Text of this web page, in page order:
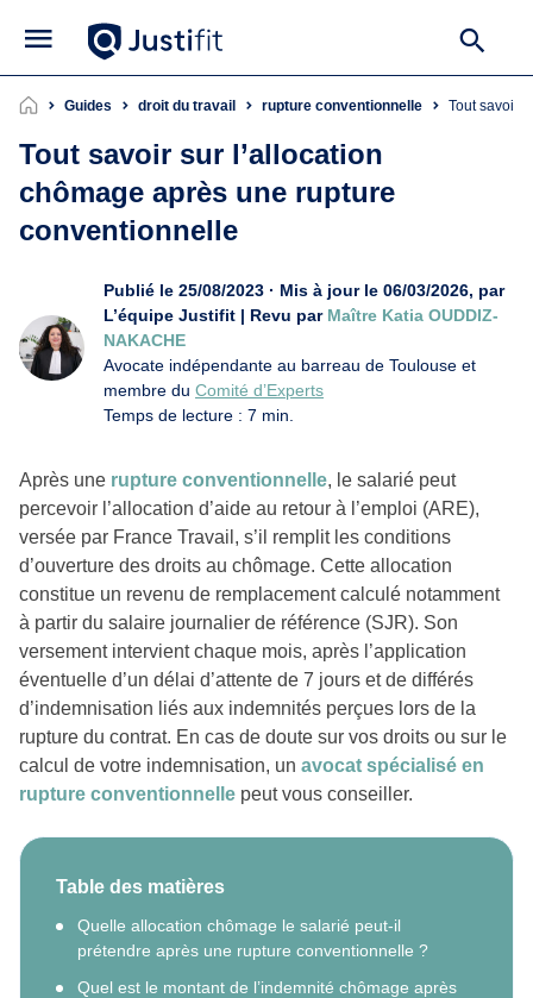
Guides droit du travail rupture conventionnelle Tout savoir
Tout savoir sur l’allocation
chômage après une rupture
conventionnelle
Publié le 25/08/2023 · Mis à jour le 06/03/2026, par
L’équipe Justifit | Revu par Maître Katia OUDDIZ-
NAKACHE
Avocate indépendante au barreau de Toulouse et
membre du Comité d’Experts
Temps de lecture : 7 min.
Après une rupture conventionnelle, le salarié peut
percevoir l’allocation d’aide au retour à l’emploi (ARE),
versée par France Travail, s’il remplit les conditions
d’ouverture des droits au chômage. Cette allocation
constitue un revenu de remplacement calculé notamment
à partir du salaire journalier de référence (SJR). Son
versement intervient chaque mois, après l’application
éventuelle d’un délai d’attente de 7 jours et de différés
d’indemnisation liés aux indemnités perçues lors de la
rupture du contrat. En cas de doute sur vos droits ou sur le
calcul de votre indemnisation, un avocat spécialisé en
rupture conventionnelle peut vous conseiller.
Table des matières
Quelle allocation chômage le salarié peut-il
prétendre après une rupture conventionnelle ?
Quel est le montant de l’indemnité chômage après